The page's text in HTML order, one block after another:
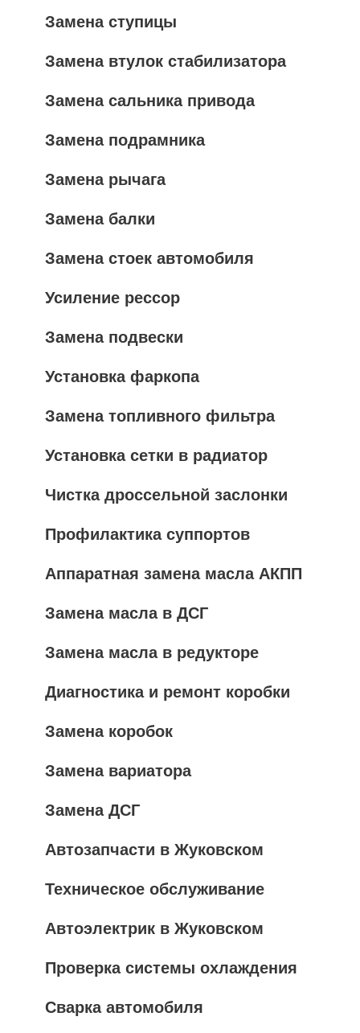
Замена ступицы
Замена втулок стабилизатора
Замена сальника привода
Замена подрамника
Замена рычага
Замена балки
Замена стоек автомобиля
Усиление рессор
Замена подвески
Установка фаркопа
Замена топливного фильтра
Установка сетки в радиатор
Чистка дроссельной заслонки
Профилактика суппортов
Аппаратная замена масла АКПП
Замена масла в ДСГ
Замена масла в редукторе
Диагностика и ремонт коробки
Замена коробок
Замена вариатора
Замена ДСГ
Автозапчасти в Жуковском
Техническое обслуживание
Автоэлектрик в Жуковском
Проверка системы охлаждения
Сварка автомобиля